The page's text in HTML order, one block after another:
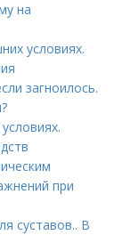
на
условиях.
загноилось.
при
суставов.. В